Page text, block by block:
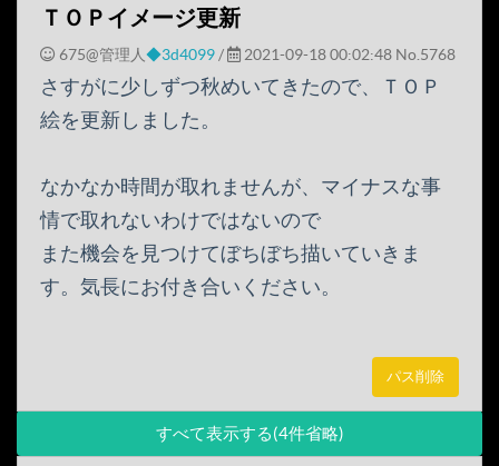
ＴＯＰイメージ更新
675@管理人◆3d4099 / 2021-09-18 00:02:48 No.5768
さすがに少しずつ秋めいてきたので、ＴＯＰ
絵を更新しました。
なかなか時間が取れませんが、マイナスな事
情で取れないわけではないので
また機会を見つけてぼちぼち描いていきま
す。気長にお付き合いください。
パス削除
すべて表示する(4件省略)